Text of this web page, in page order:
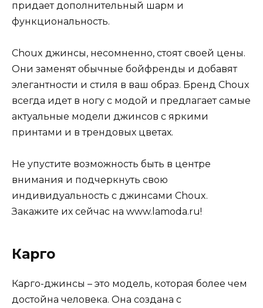
придает дополнительный шарм и
функциональность.
Choux джинсы, несомненно, стоят своей цены.
Они заменят обычные бойфренды и добавят
элегантности и стиля в ваш образ. Бренд Choux
всегда идет в ногу с модой и предлагает самые
актуальные модели джинсов с яркими
принтами и в трендовых цветах.
Не упустите возможность быть в центре
внимания и подчеркнуть свою
индивидуальность с джинсами Choux.
Закажите их сейчас на www.lamoda.ru!
Карго
Карго-джинсы – это модель, которая более чем
достойна человека. Она создана с